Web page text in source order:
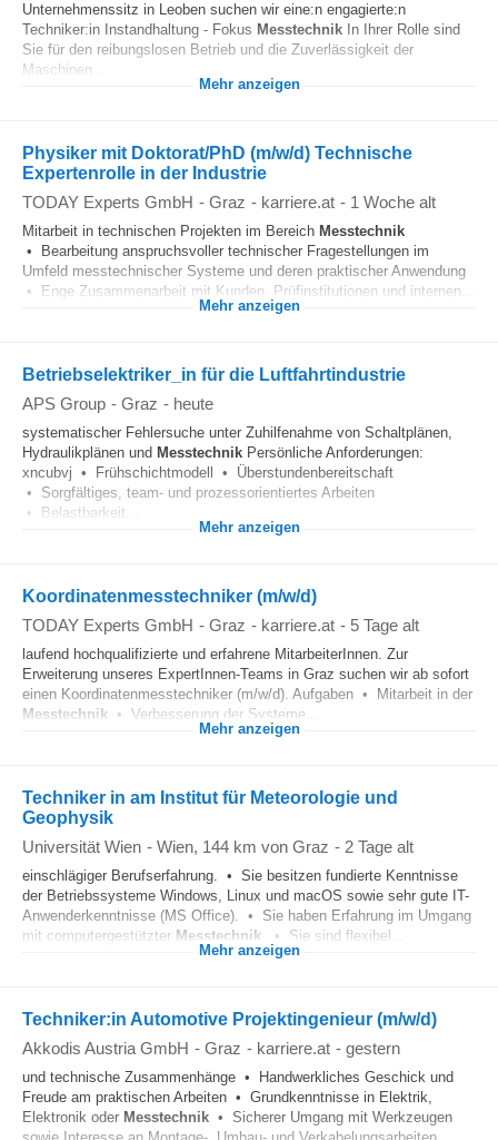
Unternehmenssitz in Leoben suchen wir eine:n engagierte:n
Techniker:in Instandhaltung - Fokus Messtechnik In Ihrer Rolle sind
Sie für den reibungslosen Betrieb und die Zuverlässigkeit der
Maschinen...
Mehr anzeigen
Physiker mit Doktorat/PhD (m/w/d) Technische
Expertenrolle in der Industrie
TODAY Experts GmbH - Graz - karriere.at - 1 Woche alt
Mitarbeit in technischen Projekten im Bereich Messtechnik
• Bearbeitung anspruchsvoller technischer Fragestellungen im
Umfeld messtechnischer Systeme und deren praktischer Anwendung
• Enge Zusammenarbeit mit Kunden, Prüfinstitutionen und internen...
Mehr anzeigen
Betriebselektriker_in für die Luftfahrtindustrie
APS Group - Graz - heute
systematischer Fehlersuche unter Zuhilfenahme von Schaltplänen,
Hydraulikplänen und Messtechnik Persönliche Anforderungen:
xncubvj • Frühschichtmodell • Überstundenbereitschaft
• Sorgfältiges, team- und prozessorientiertes Arbeiten
• Belastbarkeit...
Mehr anzeigen
Koordinatenmesstechniker (m/w/d)
TODAY Experts GmbH - Graz - karriere.at - 5 Tage alt
laufend hochqualifizierte und erfahrene MitarbeiterInnen. Zur
Erweiterung unseres ExpertInnen-Teams in Graz suchen wir ab sofort
einen Koordinatenmesstechniker (m/w/d). Aufgaben • Mitarbeit in der
Messtechnik • Verbesserung der Systeme...
Mehr anzeigen
Techniker in am Institut für Meteorologie und
Geophysik
Universität Wien - Wien, 144 km von Graz - 2 Tage alt
einschlägiger Berufserfahrung. • Sie besitzen fundierte Kenntnisse
der Betriebssysteme Windows, Linux und macOS sowie sehr gute IT-
Anwenderkenntnisse (MS Office). • Sie haben Erfahrung im Umgang
mit computergestützter Messtechnik . • Sie sind flexibel...
Mehr anzeigen
Techniker:in Automotive Projektingenieur (m/w/d)
Akkodis Austria GmbH - Graz - karriere.at - gestern
und technische Zusammenhänge • Handwerkliches Geschick und
Freude am praktischen Arbeiten • Grundkenntnisse in Elektrik,
Elektronik oder Messtechnik • Sicherer Umgang mit Werkzeugen